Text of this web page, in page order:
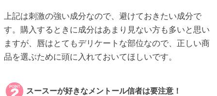
上記は刺激の強い成分なので、避けておきたい成分で
す。購入するときに成分はあまり見ない方も多いと思い
ますが、唇はとてもデリケートな部位なので、正しい商
品を選ぶために頭に入れておいてほしいです。
スースーが好きなメントール信者は要注意！